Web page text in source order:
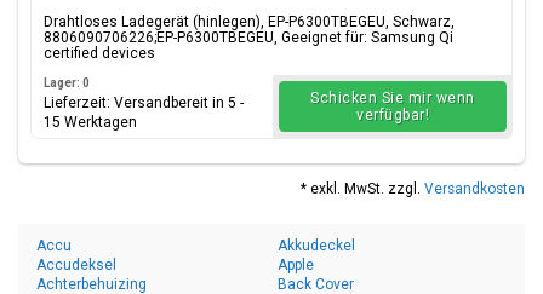
Drahtloses Ladegerät (hinlegen), EP-P6300TBEGEU, Schwarz,
8806090706226;EP-P6300TBEGEU, Geeignet für: Samsung Qi
certified devices
Lager: 0
Lieferzeit: Versandbereit in 5 -
15 Werktagen
Schicken Sie mir wenn
verfügbar!
* exkl. MwSt. zzgl. Versandkosten
Accu
Accudeksel
Achterbehuizing
Akkudeckel
Apple
Back Cover